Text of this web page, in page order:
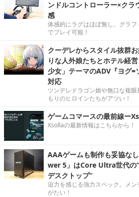
ンドルコントローラー×クラ
感
体感的にラグはほぼ無し。グラ
でプレイ可能！
クーデレからスタイル抜群
りな人外娘たちとホテル経
少女」テーマのADV『ヨグ
対応
ツンデレドラゴン娘や無口な複
もりのヒロインたちがアツい！
ゲームコマースの最前線ー
Xsollaの最新情報はこちらから！
AAAゲームも制作も妥協な
wer 5」はCore Ultra世代の
デスクトップ”
迫力を感じる強力スペック。メ
がたい！